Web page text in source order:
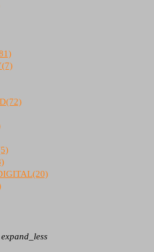
(7)
(72)
(20)
expand_less